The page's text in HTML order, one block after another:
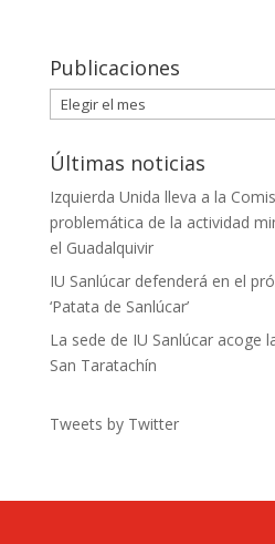
Publicaciones
Publicaciones
Últimas noticias
Izquierda Unida lleva a la
problemática de la actividad
el Guadalquivir
IU Sanlúcar defenderá en el
‘Patata de Sanlúcar’
La sede de IU Sanlúcar acoge
San Taratachín
Tweets by Twitter